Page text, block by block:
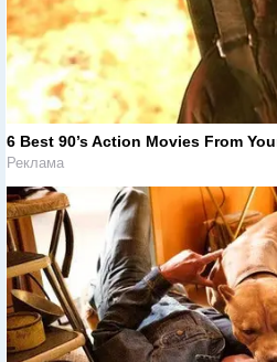
6 Best 90’s Action Movies From
Реклама